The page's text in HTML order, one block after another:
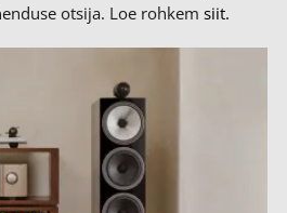
otsija. Loe rohkem siit.